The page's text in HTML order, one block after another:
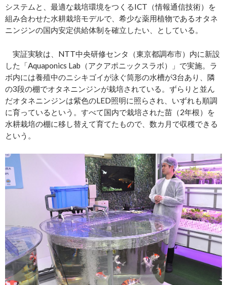
システムと、最適な栽培環境をつくるICT（情報通信技術）を
組み合わせた水耕栽培モデルで、希少な薬用植物であるオタネ
ニンジンの国内安定供給体制を確立したい、としている。
実証実験は、NTT中央研修センタ（東京都調布市）内に新設
した「Aquaponics Lab（アクアポニックスラボ）」で実施。ラ
ボ内には養殖中のニシキゴイが泳ぐ筒形の水槽が3台あり、隣
の3段の棚でオタネニンジンが栽培されている。ずらりと並ん
だオタネニンジンは紫色のLED照明に照らされ、いずれも順調
に育っているという。すべて国内で栽培された苗（2年根）を
水耕栽培の棚に移し替えて育てたもので、数カ月で収穫できる
という。